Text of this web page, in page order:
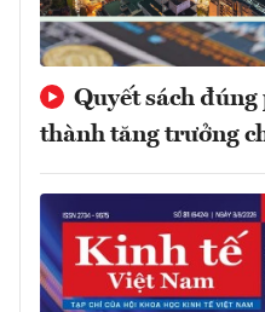
Quyết sách
thành tăng trưởng